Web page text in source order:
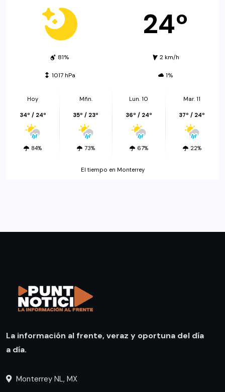
24º
81% 2 km/h
1017 hPa 1%
Hoy
34º / 24º
84%
Mñn.
35º / 23º
73%
Lun. 10
36º / 24º
67%
Mar. 11
37º / 24º
22%
El tiempo en Monterrey
La información al frente, veraz y oportuna del día
a día.
Monterrey NL, MX